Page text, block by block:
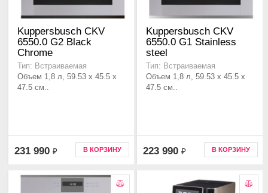
Kuppersbusch CKV
6550.0 G2 Black
Chrome
Тип: Встраиваемая
Объем 1,8 л, 59.53 x 45.5 x
47.5 см..
231 990 ₽ В КОРЗИНУ
Kuppersbusch CKV
6550.0 G1 Stainless
steel
Тип: Встраиваемая
Объем 1,8 л, 59.53 x 45.5 x
47.5 см..
223 990 ₽ В КОРЗИНУ